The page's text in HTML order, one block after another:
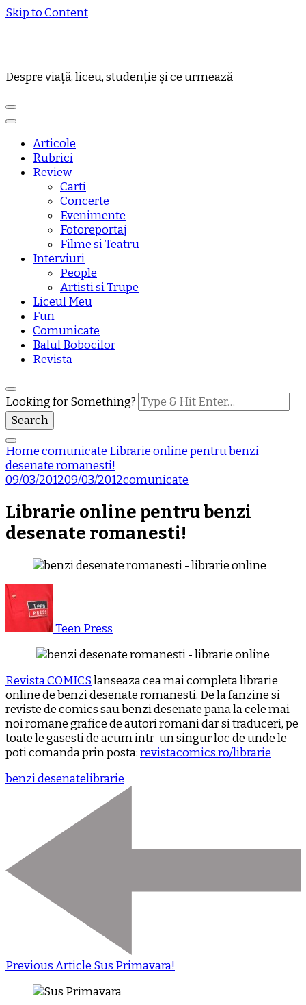
Skip to Content
Despre viață, liceu, studenție și ce urmează
Articole
Rubrici
Review
Carti
Concerte
Evenimente
Fotoreportaj
Filme si Teatru
Interviuri
People
Artisti si Trupe
Liceul Meu
Fun
Comunicate
Balul Bobocilor
Revista
Looking for Something?
Homecomunicate Librarie online pentru benzi
desenate romanesti!
09/03/201209/03/2012comunicate
Librarie online pentru benzi
desenate romanesti!
Teen Press
Revista COMICSlanseaza cea mai completa librarie
online de benzi desenate romanesti. De la fanzine si
reviste de comics sau benzi desenate pana la cele mai
noi romane grafice de autori romani dar si traduceri, pe
toate le gasesti de acum intr-un singur loc de unde le
poti comanda prin posta:revistacomics.ro/librarie
benzi desenatelibrarie
Previous Article Sus Primavara!